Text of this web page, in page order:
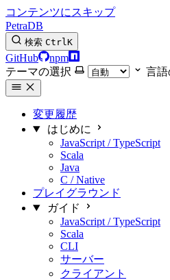
コンテンツにスキップ
PetraDB
検索 CtrlK
GitHub
npm
テーマの選択
言語
変更履歴
はじめに
JavaScript / TypeScript
Scala
Java
C / Native
プレイグラウンド
ガイド
JavaScript / TypeScript
Scala
CLI
サーバー
クライアント